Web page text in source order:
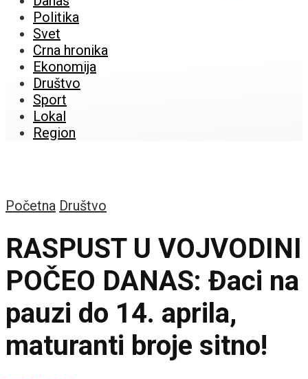
Politika
Svet
Crna hronika
Ekonomija
Društvo
Sport
Lokal
Region
Početna Društvo
RASPUST U VOJVODINI
POČEO DANAS: Đaci na
pauzi do 14. aprila,
maturanti broje sitno!